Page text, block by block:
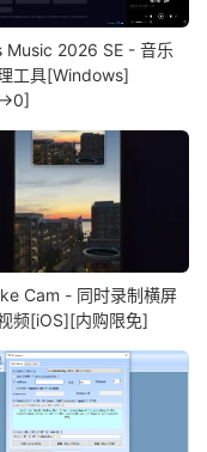
Music 2026 SE - 音乐
工具[Windows]
Cam - 同时录制横屏
频[iOS][内购限免]